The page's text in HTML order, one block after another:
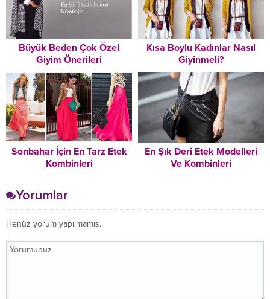
Büyük Beden Çok Özel
Giyim Önerileri
Kısa Boylu Kadınlar Nasıl
Giyinmeli?
Sonbahar İçin En Tarz Etek
Kombinleri
En Şık Deri Etek Modelleri
Ve Kombinleri
Yorumlar
Henüz yorum yapılmamış.